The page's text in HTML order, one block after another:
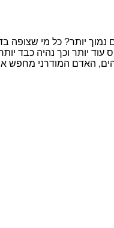
נמוך יותר? כל מי שצופה
יותר וכך נהיה כבד
האדם המודרני מחפש את